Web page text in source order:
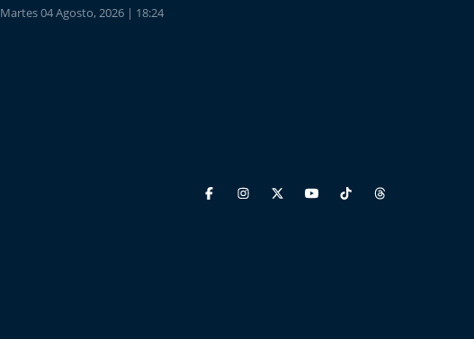
Martes 04 Agosto, 2026 | 18:24